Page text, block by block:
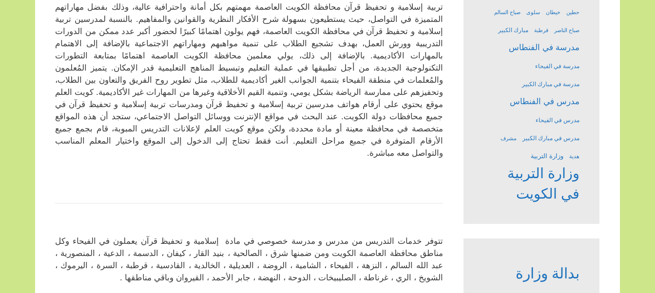
تربية إسلامية و تحفيظ قرآن محافظة الكويت العاصمة مهمتهم بكل أمانة واحترافية عالية، وذلك بفضل مهاراتهم
المتميزة في التواصل، حيث يستطيعون بسهولة شرح الأفكار النظرية والقوانين والمفاهيم. بالنسبة لمدرسين تربية
إسلامية و تحفيظ قرآن في محافظة الكويت العاصمة، فهم يولون اهتمامًا كبيرًا لحضور أكبر عدد ممكن من الدورات
التدريبية وورش العمل، بهدف تشجيع الطلاب على تنمية مواهبهم ومهاراتهم الاجتماعية بالإضافة إلى الاهتمام
بالمهارات الأكاديمية. بالإضافة إلى ذلك، يولي معلمين محافظة الكويت العاصمة اهتمامًا بمتابعة التطورات
التكنولوجية الجديدة، من أجل تطبيقها في عملية التعليم وتبسيط المناهج التعليمية قدر الإمكان. يتميز المُعلمون
والمُعلمات في منطقة الفيحاء بتنمية الجوانب الغير أكاديمية للطلاب، مثل تطوير روح الفريق والتعاون بين الطلاب،
وتحفيزهم على ممارسة الرياضة بشكل يومي، وتنمية القيم الأخلاقية وغيرها من المهارات غير الأكاديمية. كويت العلم
موقع يحتوي على أرقام هواتف مدرسين تربية إسلامية و تحفيظ قرآن ومدرسات تربية إسلامية و تحفيظ قرآن في
جميع محافظات دولة الكويت. عند البحث في مواقع الإنترنت ووسائل التواصل الاجتماعي، ستجد أن هذه المواقع
متخصصة في محافظة معينة أو مادة محددة، ولكن موقع كويت العلم لإعلانات التدريس المبوبة، قام بجمع جميع
الأرقام المتوفرة في جميع مراحل التعليم. أنت فقط تحتاج إلى الدخول إلى الموقع واختيار المعلم المناسب
والتواصل معه مباشرة.
تتوفر خدمات التدريس من مدرس و مدرسة خصوصي في مادة إسلامية و تحفيظ قرآن يعملون في الفيحاء وكل
مناطق محافظة العاصمة الكويت ومن ضمنها شرق ، الصالحية ، بنيد القار ، كيفان ، الدسمة ، الدعية ، المنصورية ،
عبد الله السالم ، النزهة ، الفيحاء ، الشامية ، الروضة ، العديلية ، الخالدية ، القادسية ، قرطبة ، السرة ، اليرموك ،
الشويخ ، الري ، غرناطة ، الصليبيخات ، الدوحة ، النهضة ، جابر الأحمد ، القيروان وباقي مناطقها .
حطين خيطان سلوى صباح السالم
صباح الناصر قرطبة مبارك الكبير
مدرسة في الفنطاس
مدرسة في الفيحاء
مدرسة في مبارك الكبير
مدرس في الفنطاس
مدرس في الفيحاء
مدرس في مبارك الكبير مشرف
هدية وزارة التربية
وزارة التربية
في الكويت
بدالة وزارة